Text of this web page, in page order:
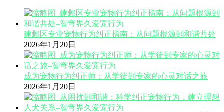
建邺区专业宠物行为纠正指南：从问题根源到和谐共处
2026年1月20日
成为宠物行为纠正师：从学徒到专家的心灵对话之旅
2026年1月20日